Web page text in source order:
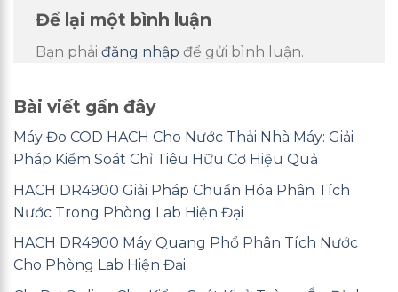
Để lại một bình luận
Bạn phải đăng nhập để gửi bình luận.
Bài viết gần đây
Máy Đo COD HACH Cho Nước Thải Nhà Máy: Giải
Pháp Kiểm Soát Chỉ Tiêu Hữu Cơ Hiệu Quả
HACH DR4900 Giải Pháp Chuẩn Hóa Phân Tích
Nước Trong Phòng Lab Hiện Đại
HACH DR4900 Máy Quang Phổ Phân Tích Nước
Cho Phòng Lab Hiện Đại